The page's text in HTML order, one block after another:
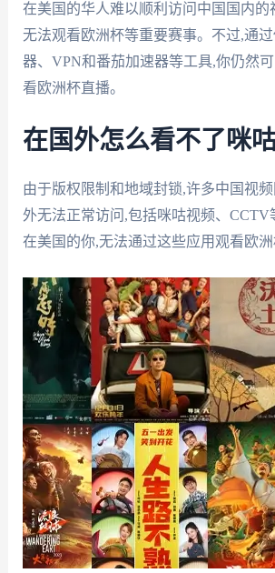
在美国的华人难以顺利访问中国国内的
无法观看欧洲杯等重要赛事。不过,通
器、VPN和番茄加速器等工具,你仍然
看欧洲杯直播。
在国外怎么看不了咪
由于版权限制和地域封锁,许多中国视
外无法正常访问,包括咪咕视频、CCTV
在美国的你,无法通过这些应用观看欧洲